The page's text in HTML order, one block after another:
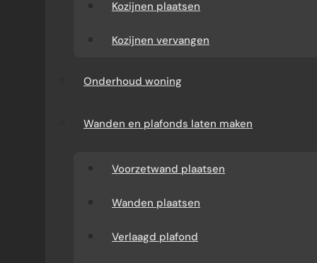
Kozijnen plaatsen
Kozijnen vervangen
Onderhoud woning
Wanden en plafonds laten maken
Voorzetwand plaatsen
Wanden plaatsen
Verlaagd plafond